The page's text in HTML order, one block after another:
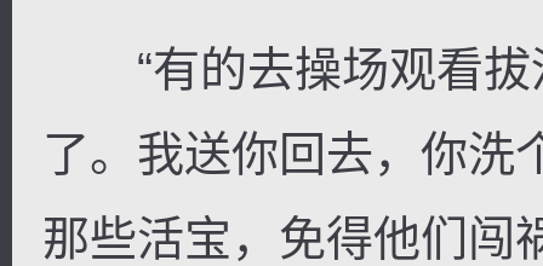
“有的去操场观看拔
了。我送你回去，你洗
那些活宝，免得他们闯